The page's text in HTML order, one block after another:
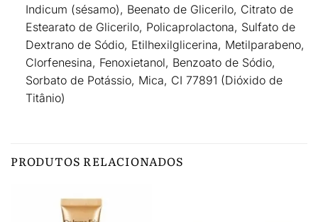
Indicum (sésamo), Beenato de Glicerilo, Citrato de
Estearato de Glicerilo, Policaprolactona, Sulfato de
Dextrano de Sódio, Etilhexilglicerina, Metilparabeno,
Clorfenesina, Fenoxietanol, Benzoato de Sódio,
Sorbato de Potássio, Mica, CI 77891 (Dióxido de
Titânio)
PRODUTOS RELACIONADOS